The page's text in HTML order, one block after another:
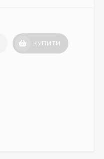
КУПИТИ